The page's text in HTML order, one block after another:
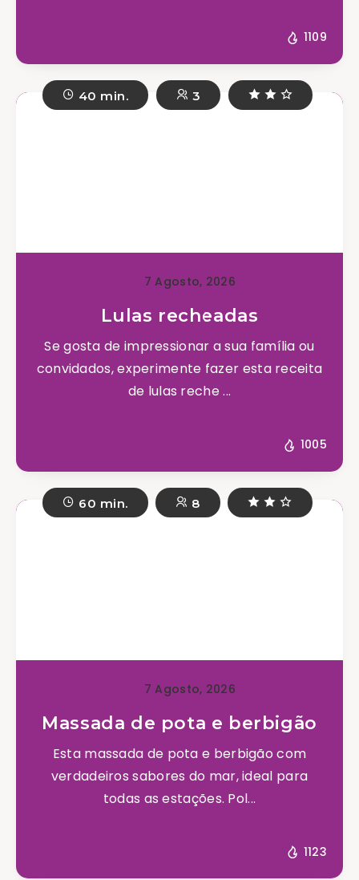
1109
40 min. 3
7 Agosto, 2026
Lulas recheadas
Se gosta de impressionar a sua família ou
convidados, experimente fazer esta receita
de lulas reche ...
1005
60 min. 8
7 Agosto, 2026
Massada de pota e berbigão
Esta massada de pota e berbigão com
verdadeiros sabores do mar, ideal para
todas as estações. Pol...
1123